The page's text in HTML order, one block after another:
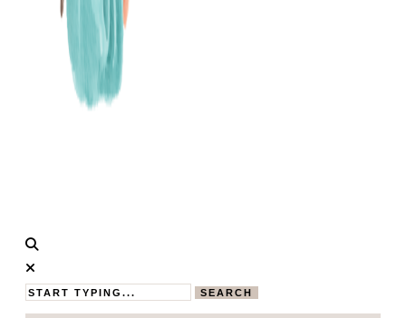
Calistas
Traum
MAMABLOG
SEARCH